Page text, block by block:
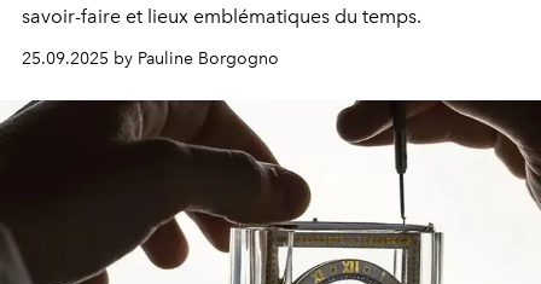
savoir-faire et lieux emblématiques du temps.
25.09.2025 by Pauline Borgogno